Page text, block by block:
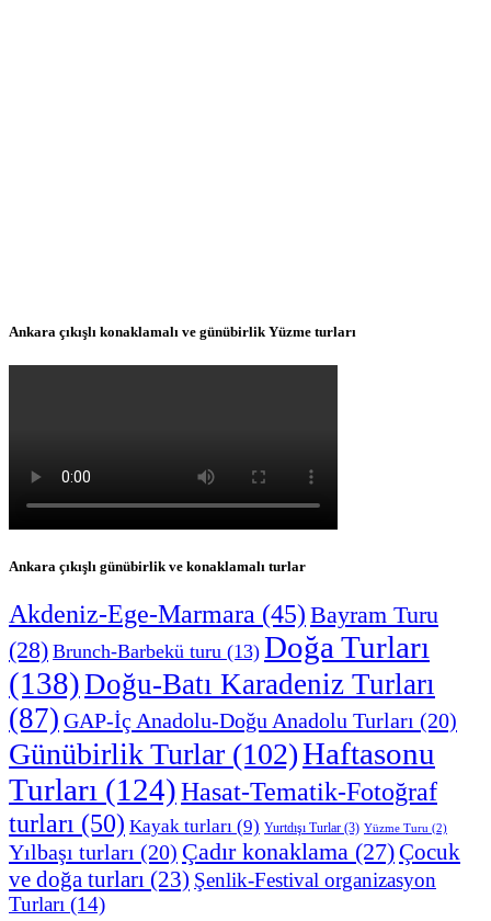
Ankara çıkışlı konaklamalı ve günübirlik Yüzme turları
Ankara çıkışlı günübirlik ve konaklamalı turlar
Akdeniz-Ege-Marmara (45) Bayram Turu
(28) Brunch-Barbekü turu (13) Doğa Turları
(138)Doğu-Batı Karadeniz Turları
(87) GAP-İç Anadolu-Doğu Anadolu Turları (20)
Günübirlik Turlar (102)Haftasonu
Turları (124)Hasat-Tematik-Fotoğraf
turları (50) Kayak turları (9) Yurtdışı Turlar (3) Yüzme Turu (2)
Yılbaşı turları (20) Çadır konaklama (27)Çocuk
ve doğa turları (23) Şenlik-Festival organizasyon
Turları (14)